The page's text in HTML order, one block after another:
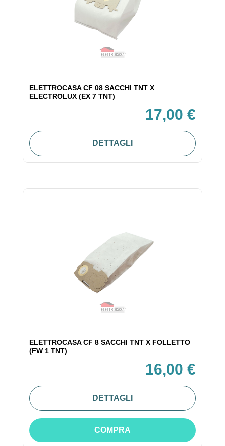
ELETTROCASA CF 08 SACCHI TNT X
ELECTROLUX (EX 7 TNT)
17,00 €
DETTAGLI
ELETTROCASA CF 8 SACCHI TNT X FOLLETTO
(FW 1 TNT)
16,00 €
DETTAGLI
COMPRA